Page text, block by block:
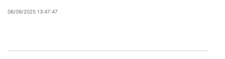
06/09/2025 13:47:47